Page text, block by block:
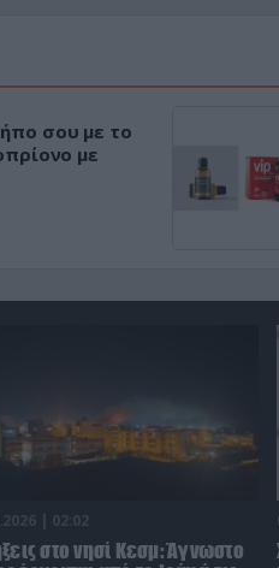
σου με το
με
| 02:02
στο νησί Κεσμ: Άγνωστο